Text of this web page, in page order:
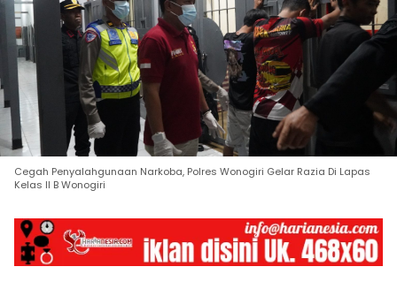
Cegah Penyalahgunaan Narkoba, Polres Wonogiri Gelar Razia Di Lapas
Kelas II B Wonogiri